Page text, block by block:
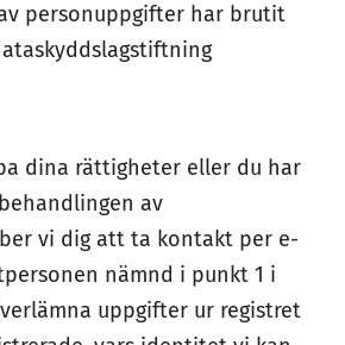
personuppgifter har brutit
dina rättigheter eller du har
av
vi dig att ta kontakt per e-
nämnd i punkt 1 i
uppgifter ur registret